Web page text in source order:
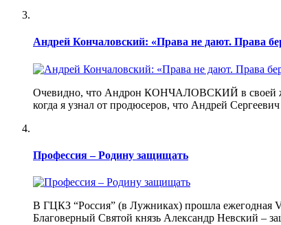
Андрей Кончаловский: «Права не дают. Права
Очевидно, что Андрон КОНЧАЛОВСКИЙ в своей
когда я узнал от продюсеров, что Андрей
Профессия – Родину защищать
В ГЦКЗ “Россия” (в Лужниках) прошла ежегодная
Благоверный Святой князь Александр Невский –